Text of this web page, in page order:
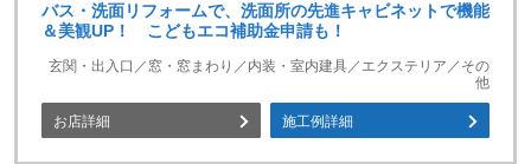
バス・洗面リフォームで、洗面所の先進キャビネットで機能
＆美観UP！ こどもエコ補助金申請も！
玄関・出入口／窓・窓まわり／内装・室内建具／エクステリア／その
他
お店詳細 施工例詳細